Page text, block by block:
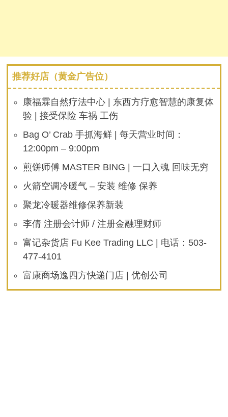
推荐好店（黄金广告位）
康福霖自然疗法中心 | 东西方疗愈智慧的康复体
验 | 接受保险 车祸 工伤
Bag O’ Crab 手抓海鲜 | 每天营业时间：
12:00pm – 9:00pm
煎饼师傅 MASTER BING | 一口入魂 回味无穷
火箭空调冷暖气 – 安装 维修 保养
聚龙冷暖器维修保养新装
李倩 注册会计师 / 注册金融理财师
富记杂货店 Fu Kee Trading LLC | 电话：503-
477-4101
富康商场逸四方快递门店 | 优创公司